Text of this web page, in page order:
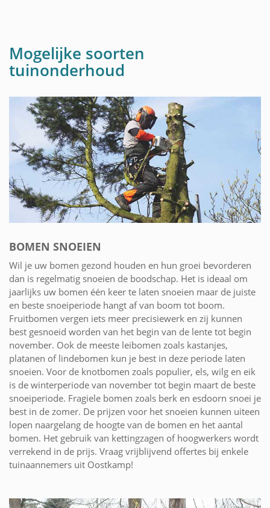
Mogelijke soorten
tuinonderhoud
BOMEN SNOEIEN
Wil je uw bomen gezond houden en hun groei bevorderen
dan is regelmatig snoeien de boodschap. Het is ideaal om
jaarlijks uw bomen één keer te laten snoeien maar de juiste
en beste snoeiperiode hangt af van boom tot boom.
Fruitbomen vergen iets meer precisiewerk en zij kunnen
best gesnoeid worden van het begin van de lente tot begin
november. Ook de meeste leibomen zoals kastanjes,
platanen of lindebomen kun je best in deze periode laten
snoeien. Voor de knotbomen zoals populier, els, wilg en eik
is de winterperiode van november tot begin maart de beste
snoeiperiode. Fragiele bomen zoals berk en esdoorn snoei je
best in de zomer. De prijzen voor het snoeien kunnen uiteen
lopen naargelang de hoogte van de bomen en het aantal
bomen. Het gebruik van kettingzagen of hoogwerkers wordt
verrekend in de prijs. Vraag vrijblijvend offertes bij enkele
tuinaannemers uit Oostkamp!